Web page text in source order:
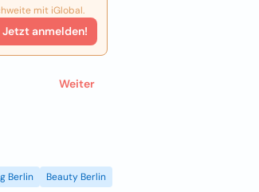
mit iGlobal.
Jetzt anmelden!
Weiter
Berlin Beauty Berlin